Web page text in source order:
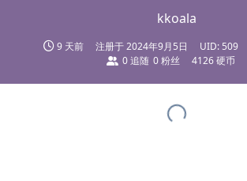
kkoala
9 天前 注册于2024年9月5日 UID: 509
0追随 0粉丝 4126 硬币